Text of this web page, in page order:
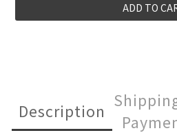
ADD TO
Description